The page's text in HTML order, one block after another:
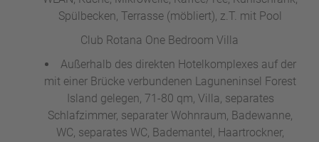
Spülbecken, Terrasse (möbliert), z.T. mit Pool
Club Rotana One Bedroom Villa
Außerhalb des direkten Hotelkomplexes auf der
mit einer Brücke verbundenen Laguneninsel Forest
Island gelegen, 71-80 qm, Villa, separates
Schlafzimmer, separater Wohnraum, Badewanne,
WC, separates WC, Bademantel, Haartrockner,